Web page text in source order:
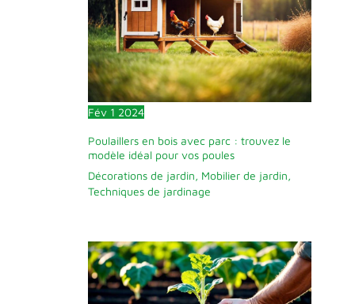
Fév 1 2024
Poulaillers en bois avec parc : trouvez le
modèle idéal pour vos poules
Décorations de jardin, Mobilier de jardin,
Techniques de jardinage